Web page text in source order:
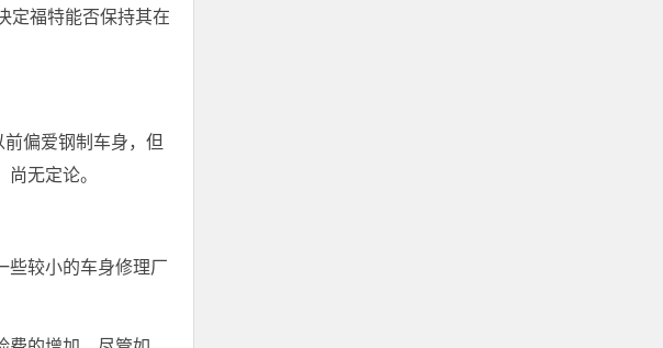
定福特能否保持其在
偏爱钢制车身，但
无定论。
些较小的车身修理厂